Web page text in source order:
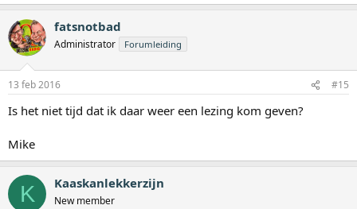
fatsnotbad
Administrator Forumleiding
13 feb 2016 #15
Is het niet tijd dat ik daar weer een lezing kom geven?
Mike
K Kaaskanlekkerzijn
New member